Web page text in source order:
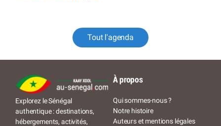
Tout l'agenda
Explorez le Sénégal
authentique : destinations,
hébergements, activités,
À propos
Qui sommes-nous ?
Notre histoire
Auteurs et mentions légales